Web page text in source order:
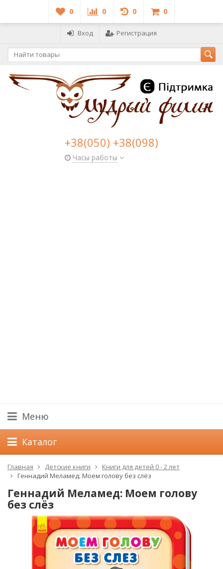
0 0 0 0
Вход Регистрация
+38(050) +38(098)
Часы работы
Меню
Каталог
Главная Детские книги
Книги для детей 0 - 2 лет
Геннадий Меламед: Моем голову без слёз
Геннадий Меламед: Моем голову
без слёз